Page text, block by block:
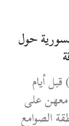
حول
أيام
معهن على
الصوامع